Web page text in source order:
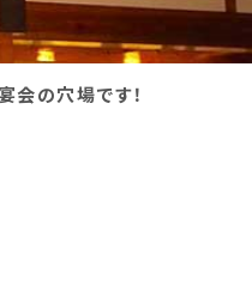
会の穴場です！